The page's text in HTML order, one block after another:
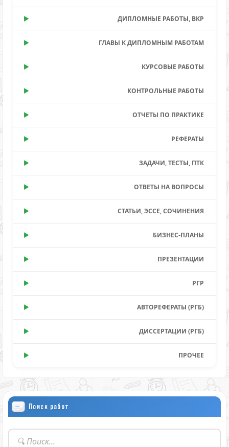
ДИПЛОМНЫЕ РАБОТЫ, ВКР
ГЛАВЫ К ДИПЛОМНЫМ РАБОТАМ
КУРСОВЫЕ РАБОТЫ
КОНТРОЛЬНЫЕ РАБОТЫ
ОТЧЕТЫ ПО ПРАКТИКЕ
РЕФЕРАТЫ
ЗАДАЧИ, ТЕСТЫ, ПТК
ОТВЕТЫ НА ВОПРОСЫ
СТАТЬИ, ЭССЕ, СОЧИНЕНИЯ
БИЗНЕС-ПЛАНЫ
ПРЕЗЕНТАЦИИ
РГР
АВТОРЕФЕРАТЫ (РГБ)
ДИССЕРТАЦИИ (РГБ)
ПРОЧЕЕ
Поиск работ